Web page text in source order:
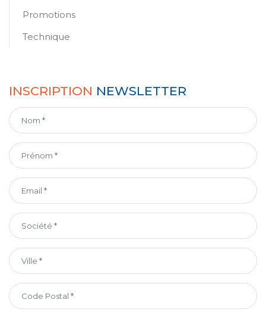
Promotions
Technique
INSCRIPTION NEWSLETTER